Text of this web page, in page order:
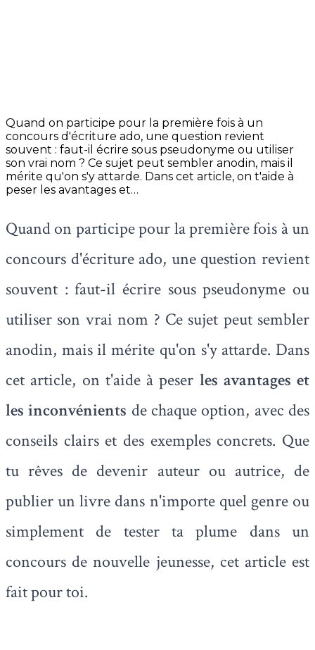
Quand on participe pour la première fois à un
concours d'écriture ado, une question revient
souvent : faut-il écrire sous pseudonyme ou utiliser
son vrai nom ? Ce sujet peut sembler anodin, mais il
mérite qu'on s'y attarde. Dans cet article, on t'aide à
peser les avantages et…
Quand on participe pour la première fois à un
concours d'écriture ado, une question revient
souvent : faut-il écrire sous pseudonyme ou
utiliser son vrai nom ? Ce sujet peut sembler
anodin, mais il mérite qu'on s'y attarde. Dans
cet article, on t'aide à peser les avantages et
les inconvénients de chaque option, avec des
conseils clairs et des exemples concrets. Que
tu rêves de devenir auteur ou autrice, de
publier un livre dans n'importe quel genre ou
simplement de tester ta plume dans un
concours de nouvelle jeunesse, cet article est
fait pour toi.